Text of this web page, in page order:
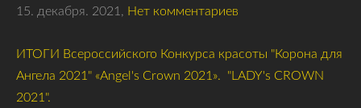
15. декабря. 2021, Нет комментариев
ИТОГИ Всероссийского Конкурса красоты "Корона для
Ангела 2021" «Angel's Crown 2021». "LADY's CROWN
2021".